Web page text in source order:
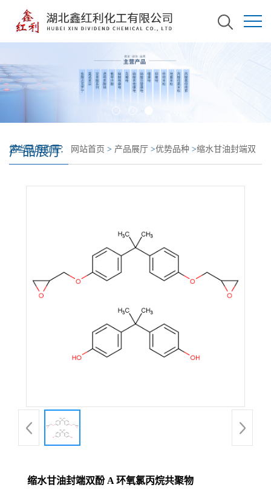
产品展厅
您当前的位置： 网站首页 > 产品展厅 >优势品种 >缩水甘油封端双
缩水甘油封端双酚 A 环氧氯丙烷共聚物